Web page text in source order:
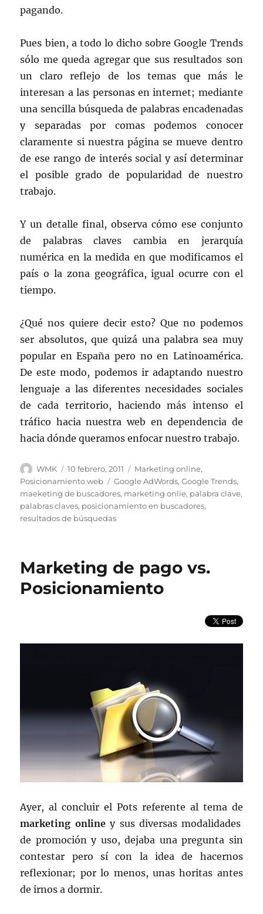
pagando.
Pues bien, a todo lo dicho sobre Google Trends
sólo me queda agregar que sus resultados son
un claro reflejo de los temas que más le
interesan a las personas en internet; mediante
una sencilla búsqueda de palabras encadenadas
y separadas por comas podemos conocer
claramente si nuestra página se mueve dentro
de ese rango de interés social y así determinar
el posible grado de popularidad de nuestro
trabajo.
Y un detalle final, observa cómo ese conjunto
de palabras claves cambia en jerarquía
numérica en la medida en que modificamos el
país o la zona geográfica, igual ocurre con el
tiempo.
¿Qué nos quiere decir esto? Que no podemos
ser absolutos, que quizá una palabra sea muy
popular en España pero no en Latinoamérica.
De este modo, podemos ir adaptando nuestro
lenguaje a las diferentes necesidades sociales
de cada territorio, haciendo más intenso el
tráfico hacia nuestra web en dependencia de
hacia dónde queramos enfocar nuestro trabajo.
Autor
WMK
Publicado
el
10 febrero, 2011 Categorías
Marketing online,
Posicionamiento web
Etiquetas
Google AdWords,Google Trends,
maeketing de buscadores, marketing onlie, palabra clave,
palabras claves, posicionamiento en buscadores,
resultados de búsquedas
Marketing de pago vs.
Posicionamiento
Ayer, al concluir el Pots referente al tema de
marketing onliney sus diversas modalidades
de promoción y uso, dejaba una pregunta sin
contestar pero sí con la idea de hacernos
reflexionar; por lo menos, unas horitas antes
de irnos a dormir.